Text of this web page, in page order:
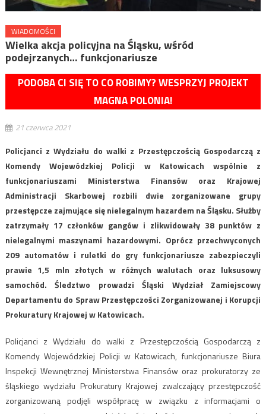
WIADOMOŚCI
Wielka akcja policyjna na Śląsku, wśród
podejrzanych… funkcjonariusze
PODOBA CI SIĘ TO CO ROBIMY? WESPRZYJ PROJEKT
MAGNA POLONIA!
21 czerwca 2021
Policjanci z Wydziału do walki z Przestępczością Gospodarczą z
Komendy Wojewódzkiej Policji w Katowicach wspólnie z
funkcjonariuszami Ministerstwa Finansów oraz Krajowej
Administracji Skarbowej rozbili dwie zorganizowane grupy
przestępcze zajmujące się nielegalnym hazardem na Śląsku. Służby
zatrzymały 17 członków gangów i zlikwidowały 38 punktów z
nielegalnymi maszynami hazardowymi. Oprócz przechwyconych
209 automatów i ruletki do gry funkcjonariusze zabezpieczyli
prawie 1,5 mln złotych w różnych walutach oraz luksusowy
samochód. Śledztwo prowadzi Śląski Wydział Zamiejscowy
Departamentu do Spraw Przestępczości Zorganizowanej i Korupcji
Prokuratury Krajowej w Katowicach.
Policjanci z Wydziału do walki z Przestępczością Gospodarczą z
Komendy Wojewódzkiej Policji w Katowicach, funkcjonariusze Biura
Inspekcji Wewnętrznej Ministerstwa Finansów oraz prokuratorzy ze
śląskiego wydziału Prokuratury Krajowej zwalczający przestępczość
zorganizowaną podjęli współpracę w związku z informacjami o